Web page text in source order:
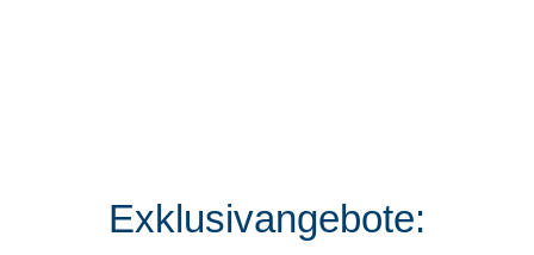
Exklusivangebote: